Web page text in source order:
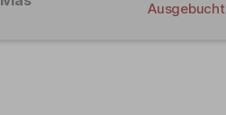
Ausgebucht